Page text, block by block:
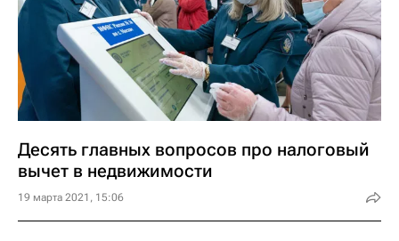
Десять главных вопросов про налоговый
вычет в недвижимости
19 марта 2021, 15:06